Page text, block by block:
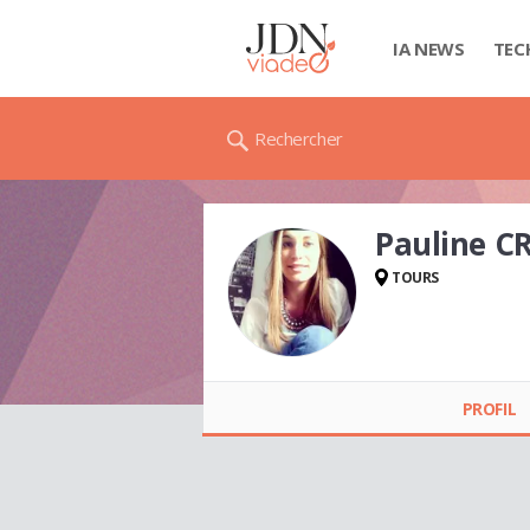
IA NEWS
Rechercher
Pauline
TOURS
PROFIL